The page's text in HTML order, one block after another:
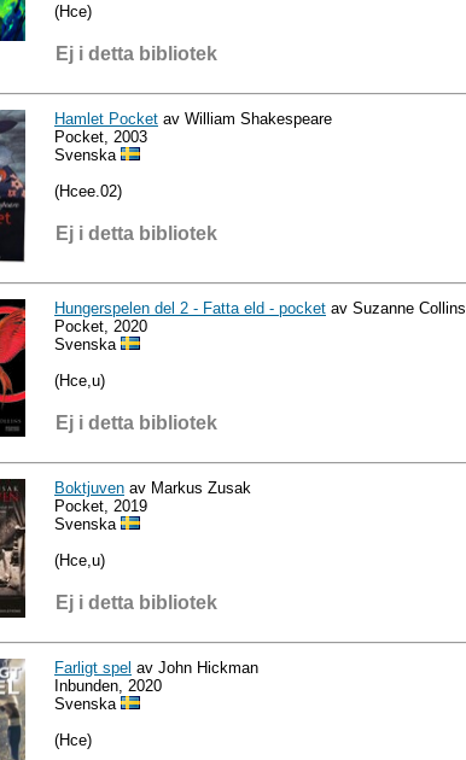
(Hce)
Ej i detta bibliotek
Hamlet Pocket av William Shakespeare
Pocket, 2003
Svenska
(Hcee.02)
Ej i detta bibliotek
Hungerspelen del 2 - Fatta eld - pocket av Suzanne Collins
Pocket, 2020
Svenska
(Hce,u)
Ej i detta bibliotek
Boktjuven av Markus Zusak
Pocket, 2019
Svenska
(Hce,u)
Ej i detta bibliotek
Farligt spel av John Hickman
Inbunden, 2020
Svenska
(Hce)